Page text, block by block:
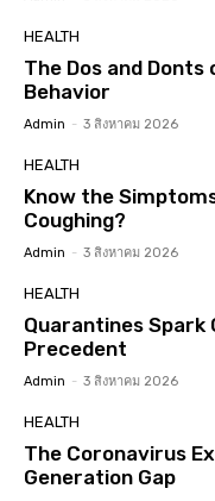
HEALTH
The Dos and Donts
Behavior
Admin - 3 สิงหาคม 2026
HEALTH
Know the
Coughing?
Admin - 3 สิงหาคม 2026
HEALTH
Quarantines Spark
Precedent
Admin - 3 สิงหาคม 2026
HEALTH
The Coronavirus
Generation Gap